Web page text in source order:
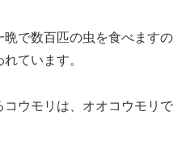
で数百匹の虫を食べますの
ています。
ウモリは、オオコウモリで